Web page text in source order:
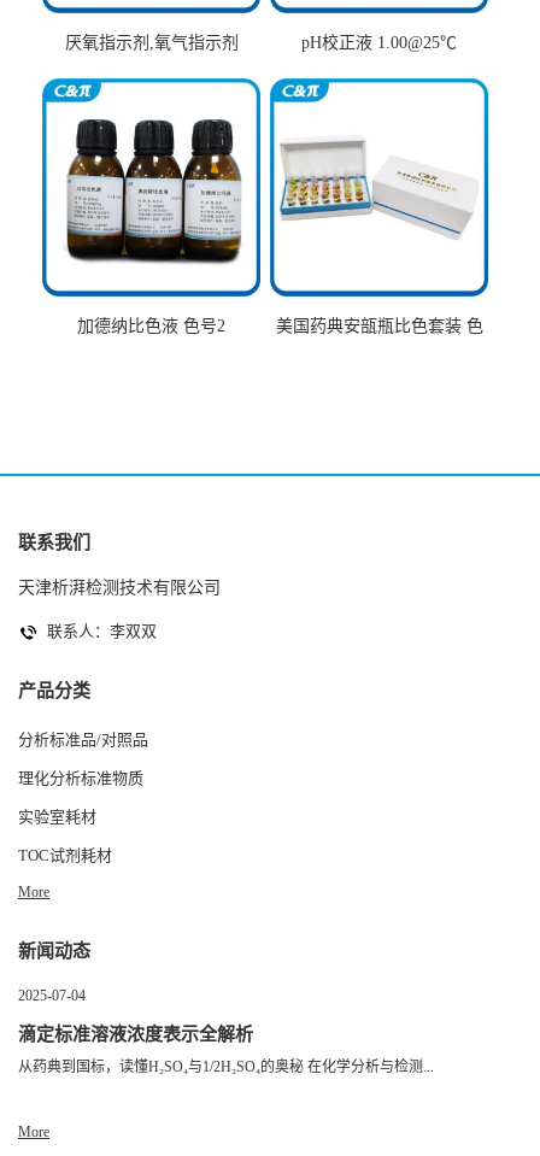
厌氧指示剂,氧气指示剂 pH校正液 1.00@25℃
加德纳比色液 色号2
美国药典安瓿瓶比色套装 色
联系我们
天津析湃检测技术有限公司
联系人：李双双
产品分类
分析标准品/对照品
理化分析标准物质
实验室耗材
TOC试剂耗材
More
新闻动态
2025-07-04
滴定标准溶液浓度表示全解析
从药典到国标，读懂H₂SO₄与1/2H₂SO₄的奥秘 在化学分析与检测...
More